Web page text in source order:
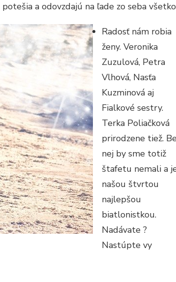
a odovzdajú na ľade zo seba
Radosť nám robia
ženy. Veronika
Zuzulová, Petra
Vlhová, Nasťa
Kuzminová aj
Fialkové sestry.
Terka Poliačková
prirodzene tiež.
nej by sme totiž
štafetu nemali a
našou štvrtou
najlepšou
biatlonistkou.
Nadávate ?
Nastúpte vy